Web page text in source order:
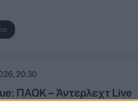
20:30
ΠΑΟΚ – Άντερλεχτ Live